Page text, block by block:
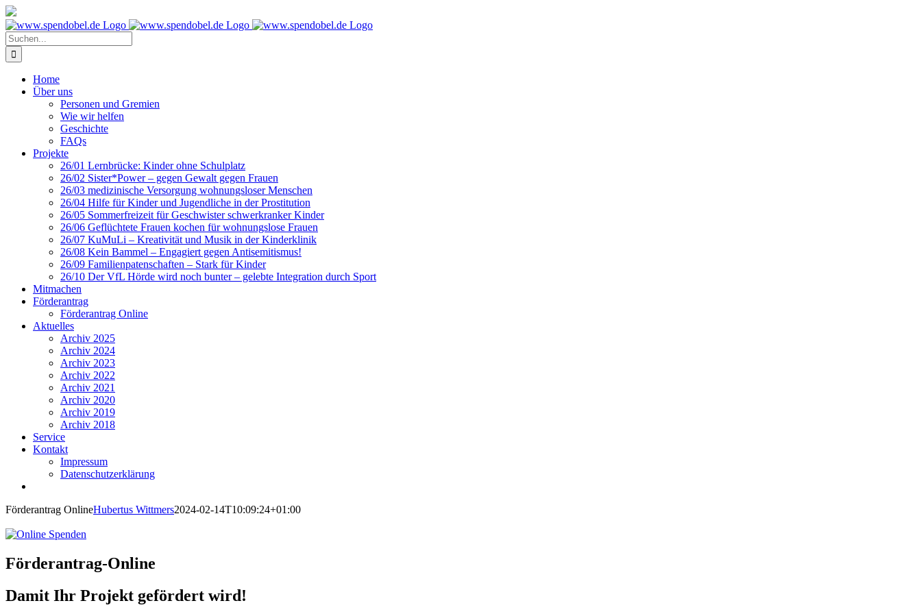
Zum
Inhalt
springen
Suche
nach:
Home
Über uns
Personen und Gremien
Wie wir helfen
Geschichte
FAQs
Projekte
26/01 Lernbrücke: Kinder ohne Schulplatz
26/02 Sister*Power – gegen Gewalt gegen Frauen
26/03 medizinische Versorgung wohnungsloser Menschen
26/04 Hilfe für Kinder und Jugendliche in der Prostitution
26/05 Sommerfreizeit für Geschwister schwerkranker Kinder
26/06 Geflüchtete Frauen kochen für wohnungslose Frauen
26/07 KuMuLi – Kreativität und Musik in der Kinderklinik
26/08 Kein Bammel – Engagiert gegen Antisemitismus!
26/09 Familienpatenschaften – Stark für Kinder
26/10 Der VfL Hörde wird noch bunter – gelebte Integration durch Sport
Mitmachen
Förderantrag
Förderantrag Online
Aktuelles
Archiv 2025
Archiv 2024
Archiv 2023
Archiv 2022
Archiv 2021
Archiv 2020
Archiv 2019
Archiv 2018
Service
Kontakt
Impressum
Datenschutzerklärung
Förderantrag OnlineHubertus Wittmers2024-02-14T10:09:24+01:00
Förderantrag-Online
Damit Ihr Projekt gefördert wird!